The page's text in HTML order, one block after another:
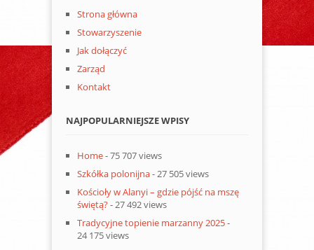
Strona główna
Stowarzyszenie
Jak dołączyć
Zarząd
Kontakt
NAJPOPULARNIEJSZE WPISY
Home- 75 707 views
Szkółka polonijna- 27 505 views
Kościoły w Alanyi – gdzie pójść na mszę
świętą?- 27 492 views
Tradycyjne topienie marzanny 2025-
24 175 views